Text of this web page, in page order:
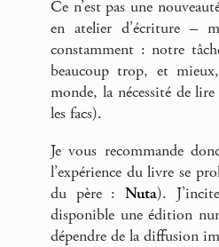
Ce n’est pas une
en atelier d’écriture –
constamment : notre
beaucoup trop, et
monde, la nécessité de
les facs).
Je vous recommande
l’expérience du livre se
du père : Nuta).
disponible une édition
dépendre de la diffusion